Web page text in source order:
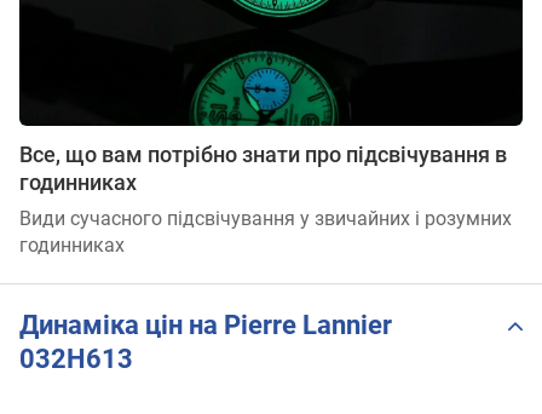
Все, що вам потрібно знати про підсвічування в
годинниках
Види сучасного підсвічування у звичайних і розумних
годинниках
Динаміка цін на Pierre Lannier
032H613